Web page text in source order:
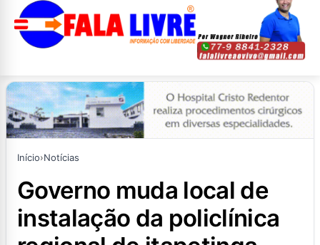
Início›Notícias
governo muda local de
instalação da policlínica